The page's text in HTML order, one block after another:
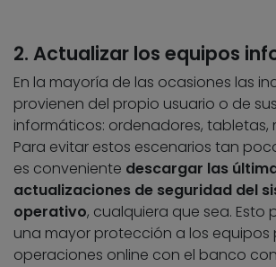
2. Actualizar los equipos
En la mayoría de las ocasiones las
provienen del propio usuario o de
informáticos: ordenadores, tabletas,
Para evitar estos escenarios tan
es conveniente descargar las
actualizaciones de seguridad del
operativo, cualquiera que sea. Esto
una mayor protección a los equipos
operaciones online con el banco